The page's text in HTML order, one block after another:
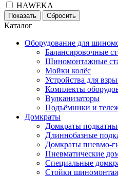
HAWEKA
Каталог
Оборудование для
Балансировочные
Шиномонтажные
Мойки колёс
Устройства для
Комплекты
Вулканизаторы
Подъёмники и
Домкраты
Домкраты
Длиннобазные
Домкраты пневмо-
Пневматические
Специальные
Стойки